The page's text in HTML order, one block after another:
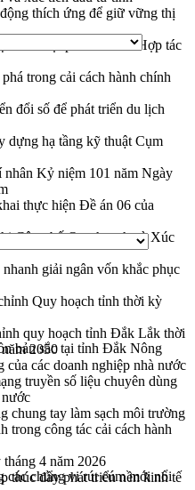
thích ứng để giữ vững thị
Nam đột phá cơ chế - Hợp tác
trong cải cách hành chính
đổi số để phát triển du lịch
hạ tầng kỹ thuật Cụm
nhân Kỷ niệm 101 năm Ngày
thực hiện Đề án 06 của
Công bố Quy hoạch và Xúc
giải ngân vốn khắc phục
Quy hoạch tỉnh thời kỳ
quy hoạch tỉnh Đắk Lắk thời
2050
của các doanh nghiệp nhà nước
truyền số liệu chuyên dùng
chung tay làm sạch môi trường
trong công tác cải cách hành
4 năm 2026
thúc đẩy phát triển nền kinh tế
bản sắc tại tỉnh Đắk Nông
các chủng vi rút cúm mới nổi